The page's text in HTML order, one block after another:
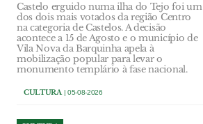
Castelo erguido numa ilha do Tejo foi um
dos dois mais votados da região Centro
na categoria de Castelos. A decisão
acontece a 15 de Agosto e o município de
Vila Nova da Barquinha apela à
mobilização popular para levar o
monumento templário à fase nacional.
CULTURA| 05-08-2026